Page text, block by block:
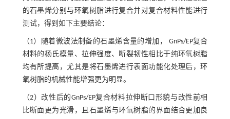
的石墨烯分别与环氧树脂进行复合并对复合材料性能进行
测试，得到如下主要结论：
（1）随着微波法制备的石墨烯含量的增加， GnPs/EP复合
材料的杨氏模量、拉伸强度、断裂韧性相比于纯环氧树脂
均有所提高，尤其是将石墨烯进行表面功能化处理后，环
氧树脂的机械性能增强更为明显。
（2）改性后的GnPs/EP复合材料拉伸断口形貌与改性前相
比断面更为光滑，且石墨烯与环氧树脂的界面结合更加良